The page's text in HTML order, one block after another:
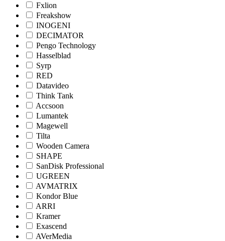
Fxlion
Freakshow
INOGENI
DECIMATOR
Pengo Technology
Hasselblad
Syrp
RED
Datavideo
Think Tank
Accsoon
Lumantek
Magewell
Tilta
Wooden Camera
SHAPE
SanDisk Professional
UGREEN
AVMATRIX
Kondor Blue
ARRI
Kramer
Exascend
AVerMedia